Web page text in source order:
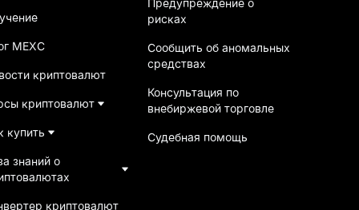
изменять, приостанавливать или
пожалуйста, обращайтесь в Службу поддержки
MEXC
криптовалют
криптовалют
купить
знаний о
криптовалют
Предупреждение о
рисках
Сообщить об аномальных
средствах
Консультация по
внебиржевой торговле
Судебная помощь